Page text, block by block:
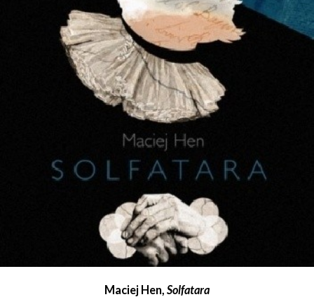
Maciej Hen, Solfatara